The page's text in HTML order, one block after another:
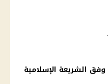
وفق الشريعة الإسلامية